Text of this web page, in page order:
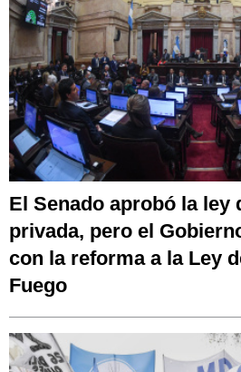
El Senado aprobó la ley
privada, pero el
con la reforma a la Ley
Fuego